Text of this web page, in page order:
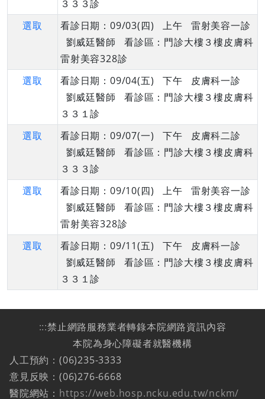
３３３診
選取
看診日期：09/03(四) 上午 雷射美容一診
劉威廷醫師 看診區：門診大樓３樓皮膚科
雷射美容328診
選取
看診日期：09/04(五) 下午 皮膚科一診
劉威廷醫師 看診區：門診大樓３樓皮膚科
３３１診
選取
看診日期：09/07(一) 下午 皮膚科二診
劉威廷醫師 看診區：門診大樓３樓皮膚科
３３３診
選取
看診日期：09/10(四) 上午 雷射美容一診
劉威廷醫師 看診區：門診大樓３樓皮膚科
雷射美容328診
選取
看診日期：09/11(五) 下午 皮膚科一診
劉威廷醫師 看診區：門診大樓３樓皮膚科
３３１診
:::禁止網路服務業者轉錄本院網路資訊內容
本院為身心障礙者就醫機構
人工預約：(06)235-3333
意見反映：(06)276-6668
醫院網站： https://web.hosp.ncku.edu.tw/nckm/